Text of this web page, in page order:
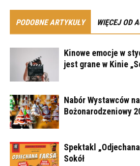
PODOBNE ARTYKUŁY WIĘCEJ OD
Kinowe emocje w
jest grane w Kinie
Nabór Wystawców
Bożonarodzeniowy
Spektakl
Sokół